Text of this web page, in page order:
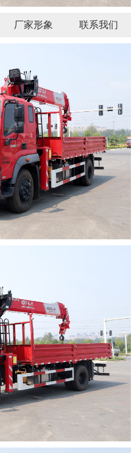
厂家形象 联系我们